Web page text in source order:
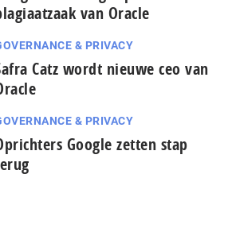
van Oracle
& PRIVACY
Catz wordt nieuwe ceo van
& PRIVACY
Google zetten stap